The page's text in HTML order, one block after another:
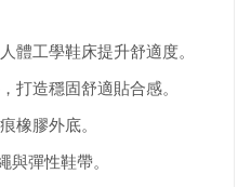
體工學鞋床提升舒適度。
打造穩固舒適貼合感。
橡膠外底。
與彈性鞋帶。